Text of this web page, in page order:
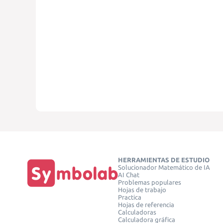
HERRAMIENTAS DE ESTUDIO
Solucionador Matemático de IA
AI Chat
Problemas populares
Hojas de trabajo
Practica
Hojas de referencia
Calculadoras
Calculadora gráfica